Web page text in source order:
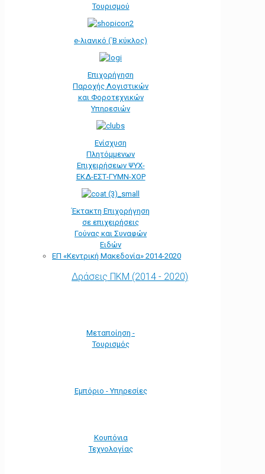
Τουρισμού
e-λιανικό (΄Β κύκλος)
Επιχορήγηση
Παροχής Λογιστικών
και Φοροτεχνικών
Υπηρεσιών
Ενίσχυση
Πλητόμμενων
Επιχειρήσεων ΨΥΧ-
ΕΚΔ-ΕΣΤ-ΓΥΜΝ-ΧΟΡ
Έκτακτη Επιχορήγηση
σε επιχειρήσεις
Γούνας και Συναφών
Ειδών
ΕΠ «Kεντρική Μακεδονία» 2014-2020
Δράσεις ΠΚΜ (2014 - 2020)
Μεταποίηση -
Τουρισμός
Εμπόριο - Υπηρεσίες
Κουπόνια
Τεχνολογίας